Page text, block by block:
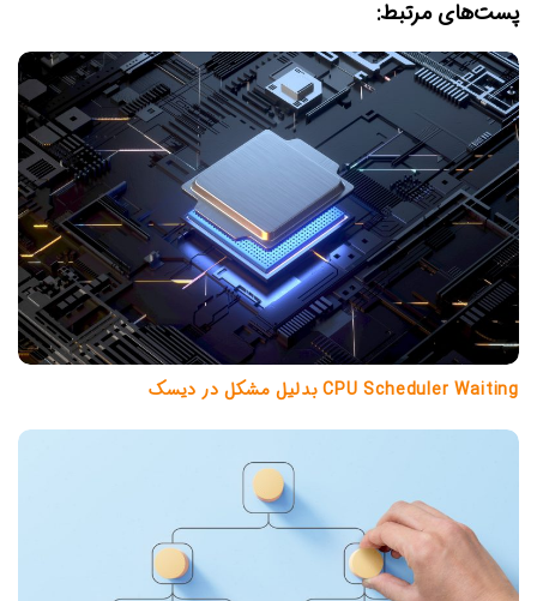
پست‌های مرتبط:
CPU Scheduler Waiting بدلیل مشکل در دیسک